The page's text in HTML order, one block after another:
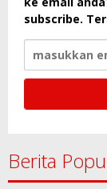
subscribe.
Berita